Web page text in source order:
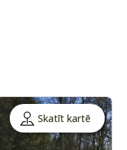
Skatīt kartē